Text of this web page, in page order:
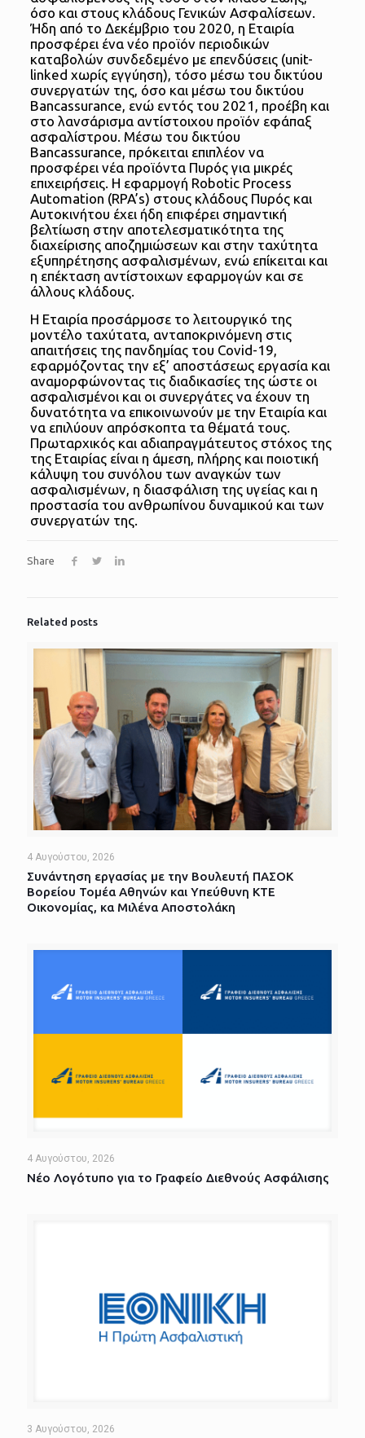
όσο και στους κλάδους Γενικών Ασφαλίσεων.
Ήδη από το Δεκέμβριο του 2020, η Εταιρία
προσφέρει ένα νέο προϊόν περιοδικών
καταβολών συνδεδεμένο με επενδύσεις (unit-
linked χωρίς εγγύηση), τόσο μέσω του δικτύου
συνεργατών της, όσο και μέσω του δικτύου
Bancassurance, ενώ εντός του 2021, προέβη και
στο λανσάρισμα αντίστοιχου προϊόν εφάπαξ
ασφαλίστρου. Μέσω του δικτύου
Bancassurance, πρόκειται επιπλέον να
προσφέρει νέα προϊόντα Πυρός για μικρές
επιχειρήσεις. Η εφαρμογή Robotic Process
Automation (RPA’s) στους κλάδους Πυρός και
Αυτοκινήτου έχει ήδη επιφέρει σημαντική
βελτίωση στην αποτελεσματικότητα της
διαχείρισης αποζημιώσεων και στην ταχύτητα
εξυπηρέτησης ασφαλισμένων, ενώ επίκειται και
η επέκταση αντίστοιχων εφαρμογών και σε
άλλους κλάδους.
Η Εταιρία προσάρμοσε το λειτουργικό της
μοντέλο ταχύτατα, ανταποκρινόμενη στις
απαιτήσεις της πανδημίας του Covid-19,
εφαρμόζοντας την εξ’ αποστάσεως εργασία και
αναμορφώνοντας τις διαδικασίες της ώστε οι
ασφαλισμένοι και οι συνεργάτες να έχουν τη
δυνατότητα να επικοινωνούν με την Εταιρία και
να επιλύουν απρόσκοπτα τα θέματά τους.
Πρωταρχικός και αδιαπραγμάτευτος στόχος της
της Εταιρίας είναι η άμεση, πλήρης και ποιοτική
κάλυψη του συνόλου των αναγκών των
ασφαλισμένων, η διασφάλιση της υγείας και η
προστασία του ανθρωπίνου δυναμικού και των
συνεργατών της.
Share
Related posts
4 Αυγούστου, 2026
Συνάντηση εργασίας με την Βουλευτή ΠΑΣΟΚ
Βορείου Τομέα Αθηνών και Υπεύθυνη ΚΤΕ
Οικονομίας, κα Μιλένα Αποστολάκη
4 Αυγούστου, 2026
Νέο Λογότυπο για το Γραφείο Διεθνούς Ασφάλισης
3 Αυγούστου, 2026